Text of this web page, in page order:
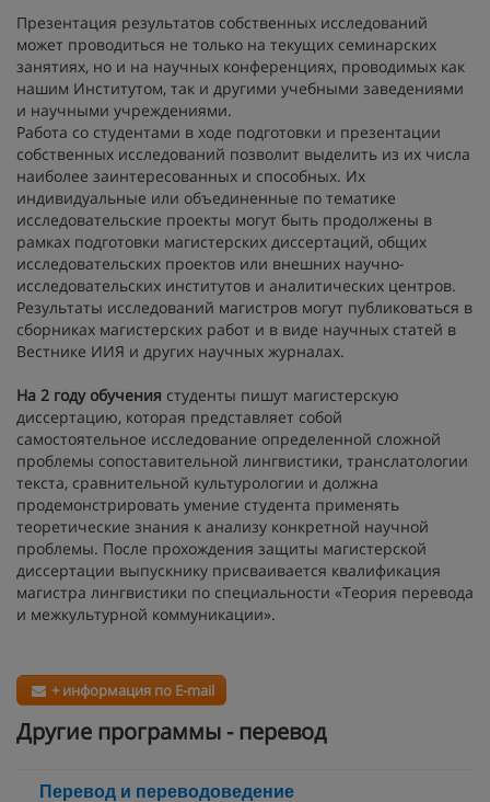
Презентация результатов собственных исследований
может проводиться не только на текущих семинарских
занятиях, но и на научных конференциях, проводимых как
нашим Институтом, так и другими учебными заведениями
и научными учреждениями.
Работа со студентами в ходе подготовки и презентации
собственных исследований позволит выделить из их числа
наиболее заинтересованных и способных. Их
индивидуальные или объединенные по тематике
исследовательские проекты могут быть продолжены в
рамках подготовки магистерских диссертаций, общих
исследовательских проектов или внешних научно-
исследовательских институтов и аналитических центров.
Результаты исследований магистров могут публиковаться в
сборниках магистерских работ и в виде научных статей в
Вестнике ИИЯ и других научных журналах.
На 2 году обучения студенты пишут магистерскую
диссертацию, которая представляет собой
самостоятельное исследование определенной сложной
проблемы сопоставительной лингвистики, транслатологии
текста, сравнительной культурологии и должна
продемонстрировать умение студента применять
теоретические знания к анализу конкретной научной
проблемы. После прохождения защиты магистерской
диссертации выпускнику присваивается квалификация
магистра лингвистики по специальности «Теория перевода
и межкультурной коммуникации».
+ информация по E-mail
Другие программы - перевод
Перевод и переводоведение